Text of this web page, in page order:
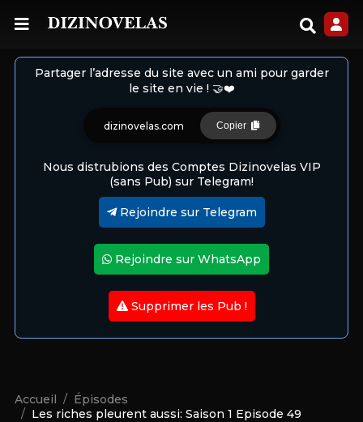
Partager l’adresse du site avec un ami pour garder
le site en vie ! 🤝❤️
dizinovelas.com Copier
Nous distrubions des Comptes Dizinovelas VIP
(sans Pub) sur Telegram!
Rejoindre sur Telegram
Rejoindre sur WhatsApp
Supprimer les Pub !
Accueil
Épisodes
Les riches pleurent aussi: Saison 1 Episode 49